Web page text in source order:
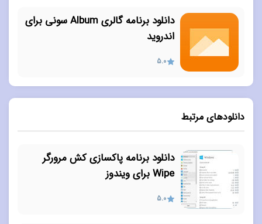
دانلودهای مرتبط
دانلود برنامه پاکسازی کش مرورگر
Wipe برای ویندوز
5.0
دانلود برنامه گالری Album سونی برای
اندروید
5.0